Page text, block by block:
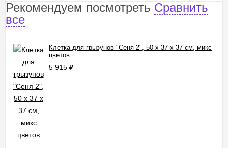
Рекомендуем посмотреть Сравнить
все
Клетка для грызунов "Сеня 2", 50 x 37 x 37 см, микс
цветов
5 915 ₽